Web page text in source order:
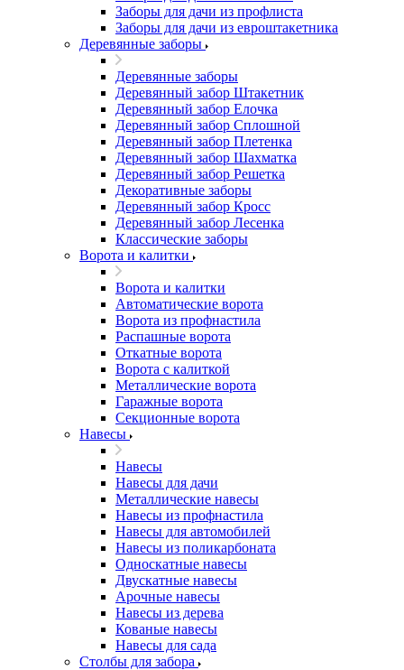
Заборы для дачи из профлиста
Заборы для дачи из евроштакетника
Деревянные заборы
Деревянные заборы
Деревянный забор Штакетник
Деревянный забор Елочка
Деревянный забор Сплошной
Деревянный забор Плетенка
Деревянный забор Шахматка
Деревянный забор Решетка
Декоративные заборы
Деревянный забор Кросс
Деревянный забор Лесенка
Классические заборы
Ворота и калитки
Ворота и калитки
Автоматические ворота
Ворота из профнастила
Распашные ворота
Откатные ворота
Ворота с калиткой
Металлические ворота
Гаражные ворота
Секционные ворота
Навесы
Навесы
Навесы для дачи
Металлические навесы
Навесы из профнастила
Навесы для автомобилей
Навесы из поликарбоната
Односкатные навесы
Двускатные навесы
Арочные навесы
Навесы из дерева
Кованые навесы
Навесы для сада
Столбы для забора